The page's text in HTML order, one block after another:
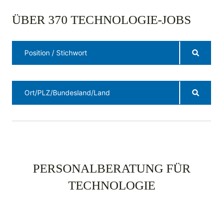
ÜBER 370 TECHNOLOGIE-JOBS
PERSONALBERATUNG FÜR
TECHNOLOGIE